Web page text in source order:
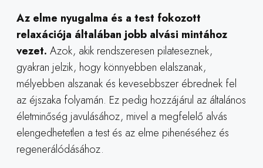
Az elme nyugalma és a test fokozott
relaxációja általában jobb alvási mintához
vezet. Azok, akik rendszeresen pilateseznek,
gyakran jelzik, hogy könnyebben elalszanak,
mélyebben alszanak és kevesebbszer ébrednek fel
az éjszaka folyamán. Ez pedig hozzájárul az általános
életminőség javulásához, mivel a megfelelő alvás
elengedhetetlen a test és az elme pihenéséhez és
regenerálódásához.